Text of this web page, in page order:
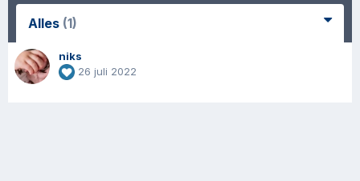
Alles (1)
niks
26 juli 2022